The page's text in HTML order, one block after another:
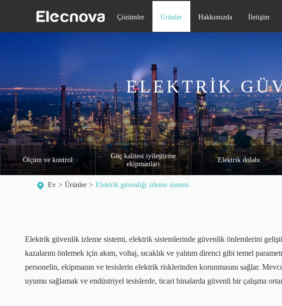
Çözümler Ürünler Hakkımızda İletişim
ELEKTRIK
Ölçüm ve kontrol
Güç kalitesi iyileştirme
ekipmanları
Elektrik dolabı
Ev Ürünler Elektrik güvenliği izleme sistemi
Elektrik güvenlik izleme sistemi, elektrik sistemlerinde güvenlik önlemlerini
kazalarını önlemek için akım, voltaj, sıcaklık ve yalıtım direnci gibi temel
personelin, ekipmanın ve tesislerin elektrik risklerinden korunmasını sağlar.
uyumu sağlamak ve endüstriyel tesislerde, ticari binalarda güvenli bir çalışma